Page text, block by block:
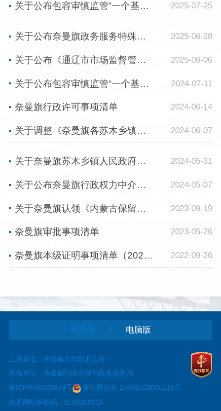
关于公布包容审慎监管“一个基准、四张清单”和证明事项“三张清单、一个目录”的通告 2025-07-25
关于公布奈曼旗政务服务特殊环节事项清单的通知 2025-06-28
关于公布《通辽市市场监督管理局行政执法尽职免责和容错纠错制度》的通知 2025-06-06
关于公布包容审慎监管“一个基准、四张清单”和证明事项“四张清单”的通告 2024-07-11
奈曼旗行政许可事项清单 2024-06-14
关于调整《奈曼旗各苏木乡镇职责事项清单》的通知 2024-06-07
关于奈曼旗苏木乡镇人民政府行政执法权力清单的通知 2024-05-31
关于公布奈曼旗行政权力中介服务事项清单的说明 2024-05-07
关于奈曼旗认领《内蒙古保留证明事项清单》《内蒙古实施告知承诺制证明事项通用清... 2023-09-19
奈曼旗审批事项清单 2023-05-26
奈曼旗本级证明事项清单（2022） 2022-09-26
手机版 | 电脑版
主办单位：奈曼旗人民政府主办
承办单位：奈曼旗行政审批和政务服务局
蒙ICP备06000874号
蒙公网安备 15052502000115号
政府网站标识码：1505250015